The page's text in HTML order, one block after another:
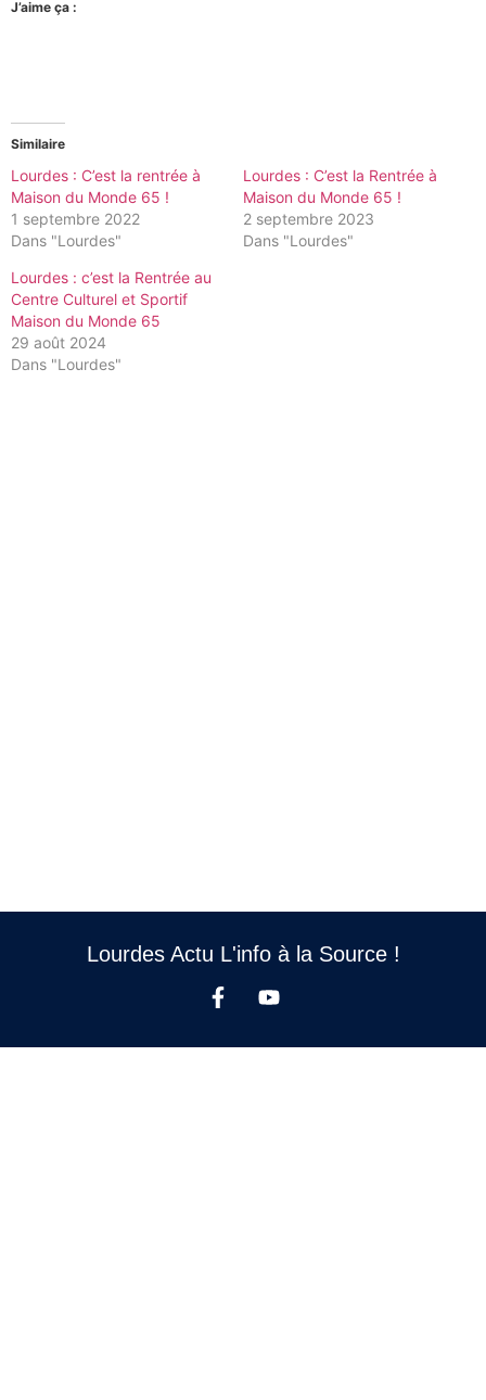
J’aime ça :
Similaire
Lourdes : C’est la rentrée à
Maison du Monde 65 !
1 septembre 2022
Dans "Lourdes"
Lourdes : C’est la Rentrée à
Maison du Monde 65 !
2 septembre 2023
Dans "Lourdes"
Lourdes : c’est la Rentrée au
Centre Culturel et Sportif
Maison du Monde 65
29 août 2024
Dans "Lourdes"
Lourdes Actu L'info à la Source !